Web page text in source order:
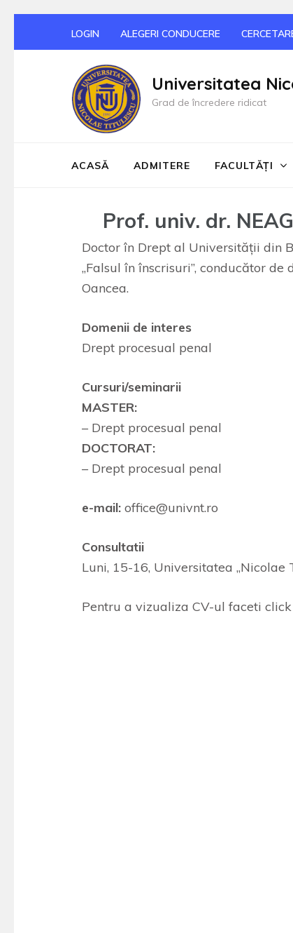
LOGIN ALEGERI CONDUCERE
Universitatea
Grad de încredere ridicat
ACASĂ ADMITERE FACULTĂȚI
Prof. univ. dr.
Doctor în Drept al Universităţii din
„Falsul în înscrisuri”, conducător de
Oancea.
Domenii de interes
Drept procesual penal
Cursuri/seminarii
MASTER:
– Drept procesual penal
DOCTORAT:
– Drept procesual penal
e-mail: office@univnt.ro
Consultatii
Luni, 15-16, Universitatea „Nicolae
Pentru a vizualiza CV-ul faceti click